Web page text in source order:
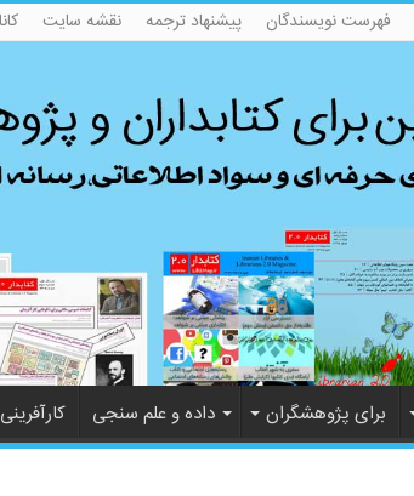
فهرست نویسندگان پیشنهاد ترجمه نقشه سایت
برای پژوهشگران داده و علم سنجی